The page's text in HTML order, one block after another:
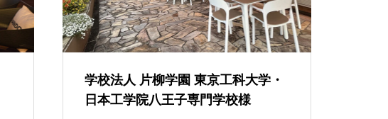
学校法人 片柳学園 東京工科大学・
日本工学院八王子専門学校様